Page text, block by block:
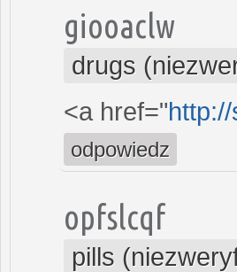
giooaclw
drugs
<a href="
odpowiedz
opfslcqf
pills